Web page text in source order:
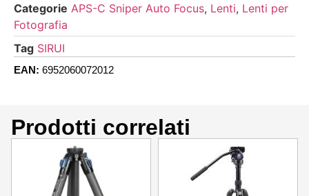
Categorie APS-C Sniper Auto Focus, Lenti, Lenti per
Fotografia
Tag SIRUI
EAN: 6952060072012
Prodotti correlati